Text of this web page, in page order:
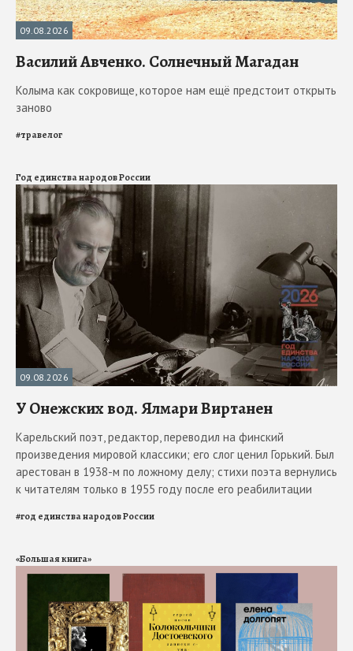
09.08.2026
Василий Авченко. Солнечный Магадан
Колыма как сокровище, которое нам ещё предстоит открыть
заново
#травелог
Год единства народов России
09.08.2026
У Онежских вод. Ялмари Виртанен
Карельский поэт, редактор, переводил на финский
произведения мировой классики; его слог ценил Горький. Был
арестован в 1938-м по ложному делу; стихи поэта вернулись
к читателям только в 1955 году после его реабилитации
#год единства народов России
«Большая книга»